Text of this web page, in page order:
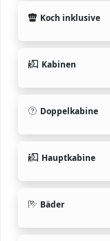
Koch inklusive
Kabinen
Doppelkabine
Hauptkabine
Bäder